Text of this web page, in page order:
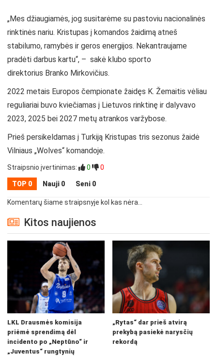
„Mes džiaugiamės, jog susitarėme su pastoviu nacionalinės
rinktinės nariu. Kristupas į komandos žaidimą atneš
stabilumo, ramybės ir geros energijos. Nekantraujame
pradėti darbus kartu“, – sakė klubo sporto
direktorius Branko Mirkovičius.
2022 metais Europos čempionate žaidęs K. Žemaitis vėliau
reguliariai buvo kviečiamas į Lietuvos rinktinę ir dalyvavo
2023, 2025 bei 2027 metų atrankos varžybose.
Prieš persikeldamas į Turkiją Kristupas tris sezonus žaidė
Vilniaus „Wolves“ komandoje.
Straipsnio įvertinimas: 0 0
TOP 0 Nauji 0 Seni 0
Komentarų šiame straipsnyje kol kas nėra...
Kitos naujienos
LKL Drausmės komisija
priėmė sprendimą dėl
incidento po „Neptūno“ ir
„Juventus“ rungtynių
„Rytas“ dar prieš atvirą
prekybą pasiekė narysčių
rekordą